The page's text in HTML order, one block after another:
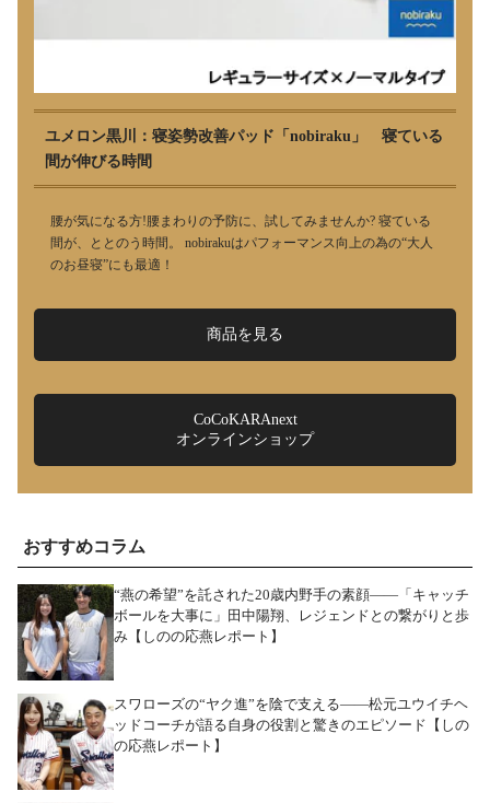
ユメロン黒川：寝姿勢改善パッド「nobiraku」 寝ている
間が伸びる時間
腰が気になる方!腰まわりの予防に、試してみませんか? 寝ている
間が、ととのう時間。 nobirakuはパフォーマンス向上の為の“大人
のお昼寝”にも最適！
商品を見る
CoCoKARAnext
オンラインショップ
おすすめコラム
“燕の希望”を託された20歳内野手の素顔――「キャッチ
ボールを大事に」田中陽翔、レジェンドとの繋がりと歩
み【しのの応燕レポート】
スワローズの“ヤク進”を陰で支える――松元ユウイチヘ
ッドコーチが語る自身の役割と驚きのエピソード【しの
の応燕レポート】